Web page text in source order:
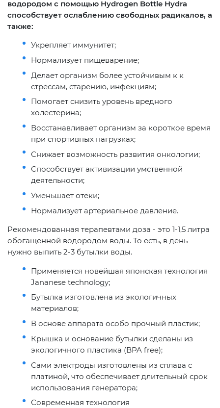
водородом с помощью Hydrogen Bottle Hydra
способствует ослаблению свободных радикалов, а
также:
Укрепляет иммунитет;
Нормализует пищеварение;
Делает организм более устойчивым к к
стрессам, старению, инфекциям;
Помогает снизить уровень вредного
холестерина;
Восстанавливает организм за короткое время
при спортивных нагрузках;
Снижает возможность развития онкологии;
Способствует активизации умственной
деятельности;
Уменьшает отеки;
Нормализует артериальное давление.
Рекомендованная терапевтами доза - это 1-1,5 литра
обогащенной водородом воды. То есть, в день
нужно выпить 2-3 бутылки воды.
Применяется новейшая японская технология
Jananese technology;
Бутылка изготовлена из экологичных
материалов;
В основе аппарата особо прочный пластик;
Крышка и основание бутылки сделаны из
экологичного пластика (BPA free);
Сами электроды изготовлены из сплава с
платиной, что обеспечивает длительный срок
использования генератора;
Современная технология